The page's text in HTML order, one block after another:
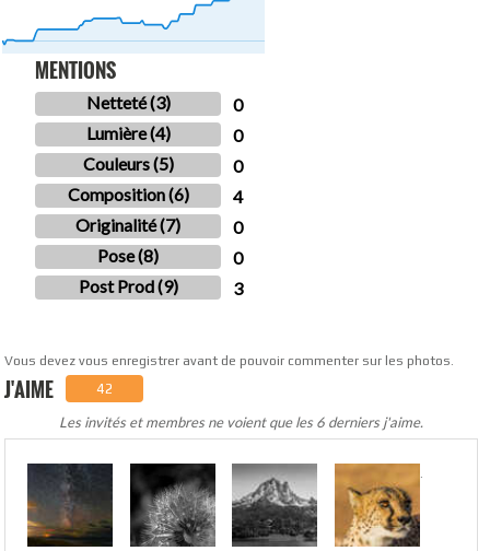
MENTIONS
Netteté (3)
0
Lumière (4)
0
Couleurs (5)
0
Composition (6)
4
Originalité (7)
0
Pose (8)
0
Post Prod (9)
3
Vous devez vous enregistrer avant de pouvoir commenter sur les photos.
J'AIME 42
Les invités et membres ne voient que les 6 derniers j'aime.
.